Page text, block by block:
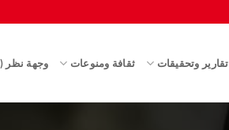
تقارير وتحقيقات ثقافة ومنوعات وجهة نظر